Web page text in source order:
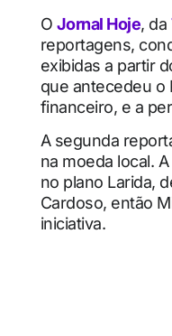
O Jornal Hoje, da
reportagens,
exibidas a partir
que antecedeu o
financeiro, e a
A segunda
na moeda local.
no plano Larida,
Cardoso, então
iniciativa.